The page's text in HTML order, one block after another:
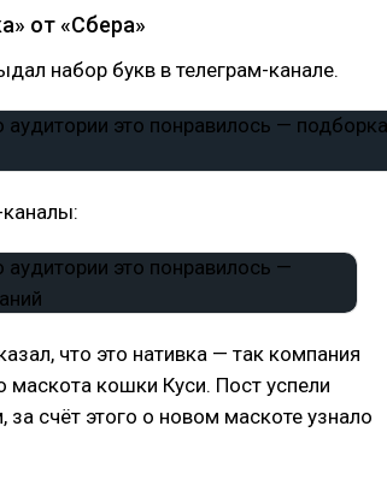
от «Сбера»
набор букв в телеграм-канале.
каналы:
что это нативка — так компания
маскота кошки Куси. Пост успели
за счёт этого о новом маскоте узнало